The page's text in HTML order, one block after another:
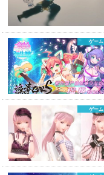
ゲーム
ゲーム